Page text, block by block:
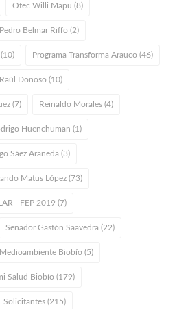
Otec Willi Mapu (8)
Pedro Belmar Riffo (2)
Programa Transforma Arauco (46)
Raúl Donoso (10)
(7) Reinaldo Morales (4)
Huenchuman (1)
Sáez Araneda (3)
Matus López (73)
- FEP 2019 (7)
Senador Gastón Saavedra (22)
Biobío (5)
Salud Biobío (179)
Solicitantes (215)